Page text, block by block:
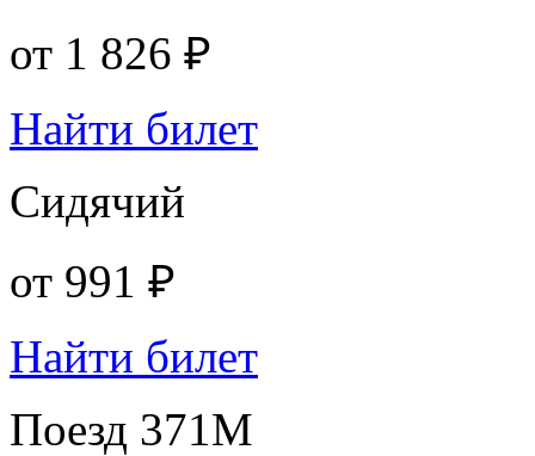
от 1 826 ₽
Найти билет
Сидячий
от 991 ₽
Найти билет
Поезд 371М